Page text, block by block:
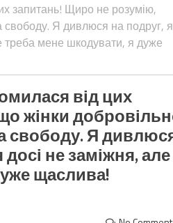
запитань! Щиро не розумію,
Я дивлюся на подруг,
треба мене шкодувати, я дуже
від цих
жінки
свободу. Я
не заміжня, але
щаслива!